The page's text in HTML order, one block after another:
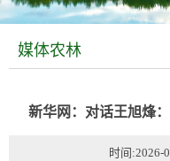
媒体农林
新华网：对话王旭烽
时间:2026-